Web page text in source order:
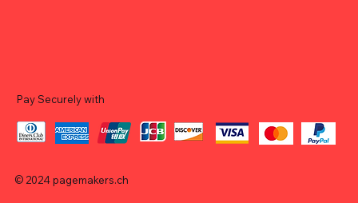
Pay Securely with
© 2024pagemakers.ch